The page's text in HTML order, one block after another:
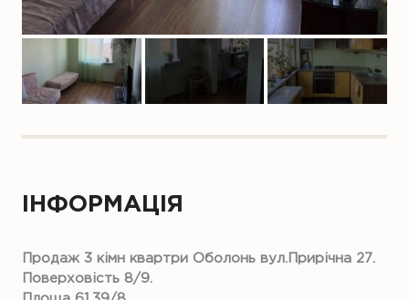
ІНФОРМАЦІЯ
Продаж 3 кімн квартри Оболонь вул.Прирічна 27.
Поверховість 8/9.